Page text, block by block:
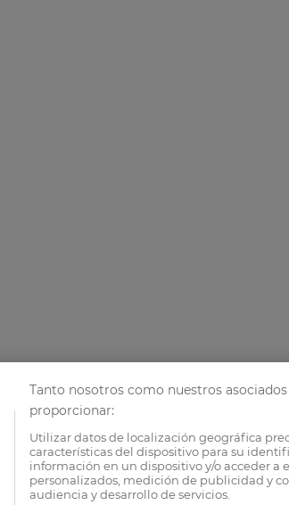
Tanto nosotros como nuestros
proporcionar:
Utilizar datos de localización geográfica
características del dispositivo para su
información en un dispositivo y/o acceder a
personalizados, medición de publicidad y
audiencia y desarrollo de servicios.